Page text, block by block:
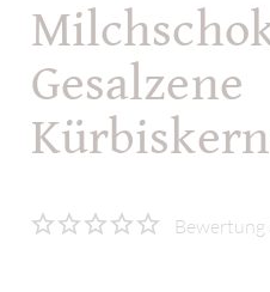
Gesalzene
Bewertung